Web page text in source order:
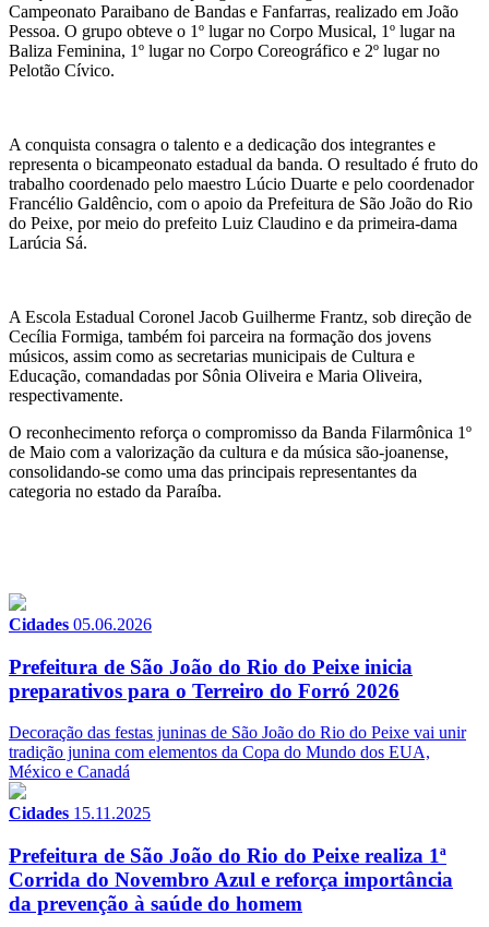
Campeonato Paraibano de Bandas e Fanfarras, realizado em João
Pessoa. O grupo obteve o 1º lugar no Corpo Musical, 1º lugar na
Baliza Feminina, 1º lugar no Corpo Coreográfico e 2º lugar no
Pelotão Cívico.
A conquista consagra o talento e a dedicação dos integrantes e
representa o bicampeonato estadual da banda. O resultado é fruto do
trabalho coordenado pelo maestro Lúcio Duarte e pelo coordenador
Francélio Galdêncio, com o apoio da Prefeitura de São João do Rio
do Peixe, por meio do prefeito Luiz Claudino e da primeira-dama
Larúcia Sá.
A Escola Estadual Coronel Jacob Guilherme Frantz, sob direção de
Cecília Formiga, também foi parceira na formação dos jovens
músicos, assim como as secretarias municipais de Cultura e
Educação, comandadas por Sônia Oliveira e Maria Oliveira,
respectivamente.
O reconhecimento reforça o compromisso da Banda Filarmônica 1º
de Maio com a valorização da cultura e da música são-joanense,
consolidando-se como uma das principais representantes da
categoria no estado da Paraíba.
Cidades 05.06.2026
Prefeitura de São João do Rio do Peixe inicia
preparativos para o Terreiro do Forró 2026
Decoração das festas juninas de São João do Rio do Peixe vai unir
tradição junina com elementos da Copa do Mundo dos EUA,
México e Canadá
Cidades 15.11.2025
Prefeitura de São João do Rio do Peixe realiza 1ª
Corrida do Novembro Azul e reforça importância
da prevenção à saúde do homem